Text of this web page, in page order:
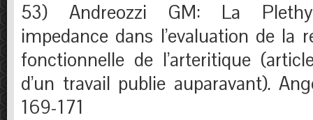
53) Andreozzi GM: La
impedance dans l’evaluation de la
fonctionnelle de l’arteritique
d’un travail publie auparavant).
169-171